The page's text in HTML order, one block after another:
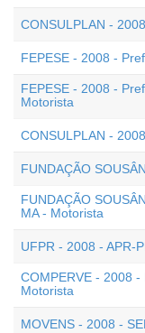
CONSULPLAN -
FEPESE - 2008 -
FEPESE - 2008 -
Motorista
CONSULPLAN -
FUNDAÇÃO
FUNDAÇÃO
MA - Motorista
UFPR - 2008 - APR-
COMPERVE - 2008
Motorista
MOVENS - 2008 -